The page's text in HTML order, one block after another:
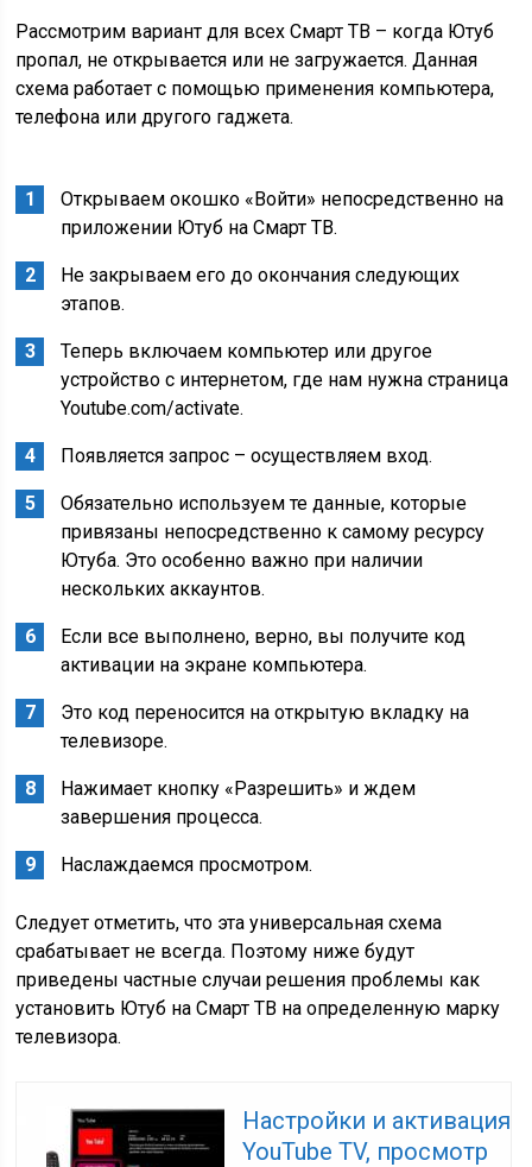
Рассмотрим вариант для всех Смарт ТВ – когда Ютуб
пропал, не открывается или не загружается. Данная
схема работает с помощью применения компьютера,
телефона или другого гаджета.
Открываем окошко «Войти» непосредственно на
приложении Ютуб на Смарт ТВ.
Не закрываем его до окончания следующих
этапов.
Теперь включаем компьютер или другое
устройство с интернетом, где нам нужна страница
Youtube.com/activate.
Появляется запрос – осуществляем вход.
Обязательно используем те данные, которые
привязаны непосредственно к самому ресурсу
Ютуба. Это особенно важно при наличии
нескольких аккаунтов.
Если все выполнено, верно, вы получите код
активации на экране компьютера.
Это код переносится на открытую вкладку на
телевизоре.
Нажимает кнопку «Разрешить» и ждем
завершения процесса.
Наслаждаемся просмотром.
Следует отметить, что эта универсальная схема
срабатывает не всегда. Поэтому ниже будут
приведены частные случаи решения проблемы как
установить Ютуб на Смарт ТВ на определенную марку
телевизора.
Настройки и активация
YouTube TV, просмотр